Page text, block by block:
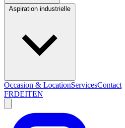
Occasion & LocationServicesContact
FRDEITEN